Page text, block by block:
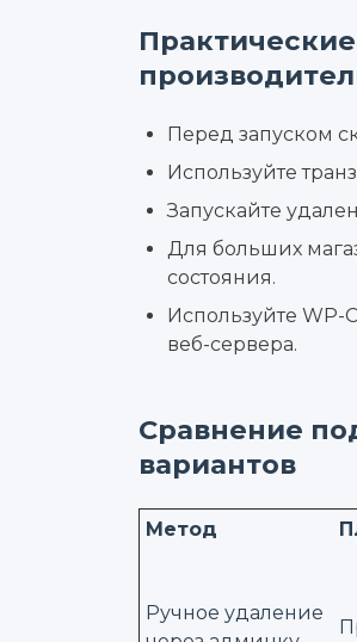
Перед запуском
Используйте
Запускайте
Для больших
состояния.
Используйте WP-
веб-сервера.
Сравнение
вариантов
Метод
Ручное удаление